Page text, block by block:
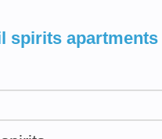
spirits apartments